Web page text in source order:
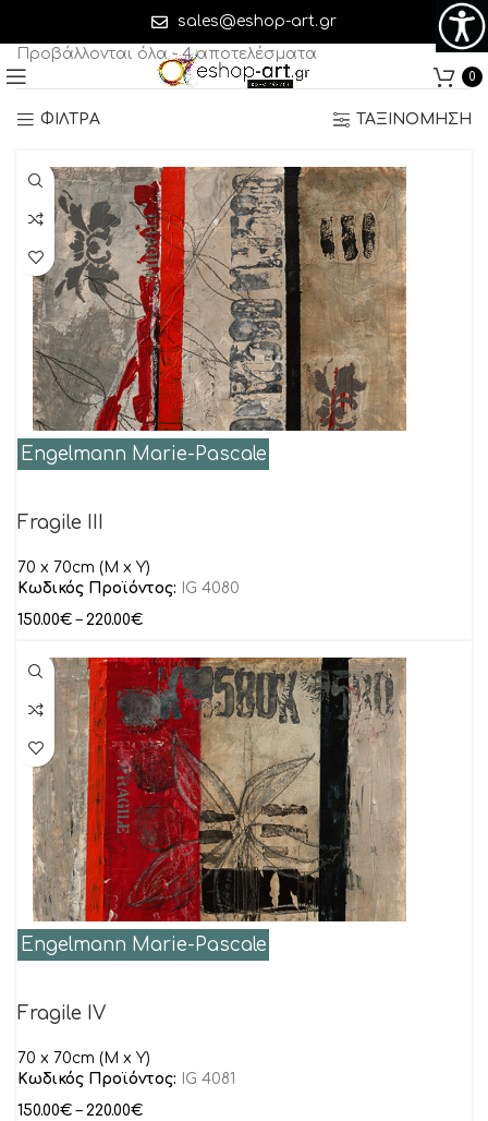
sales@eshop-art.gr
0
Engelmann Marie-Pascale
Προβάλλονται όλα - 4 αποτελέσματα
ΦΙΛΤΡΑ ΤΑΞΙΝΟΜΗΣΗ
Engelmann Marie-Pascale
Fragile III
70 x 70cm (M x Y)
Κωδικός Προϊόντος:
IG 4080
150.00€ – 220.00€
Engelmann Marie-Pascale
Fragile IV
70 x 70cm (M x Y)
Κωδικός Προϊόντος:
IG 4081
150.00€ – 220.00€